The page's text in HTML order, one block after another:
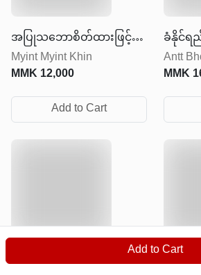
Add to Cart
အပြုသဘောစိတ်ထားဖြင့်
ရှင်သန်ခြင်း
Myint Myint Khin
MMK12,000
Add to Cart
ခံနိုင်
Antt
MMK
လူငယ်နှင့် ပရော်ဖက်ရှင်နယ်
ကိုယ့်ကို